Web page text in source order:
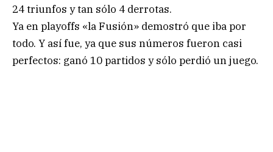
24 triunfos y tan sólo 4 derrotas.
Ya en playoffs «la Fusión» demostró que iba por
todo. Y así fue, ya que sus números fueron casi
perfectos: ganó 10 partidos y sólo perdió un juego.